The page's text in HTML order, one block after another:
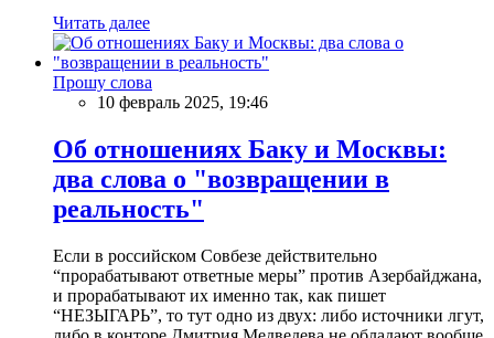
Читать далее
Прошу слова
10 февраль 2025, 19:46
Об отношениях Баку и Москвы:
два слова о "возвращении в
реальность"
Если в российском Совбезе действительно
“прорабатывают ответные меры” против Азербайджана,
и прорабатывают их именно так, как пишет
“НЕЗЫГАРЬ”, то тут одно из двух: либо источники лгут,